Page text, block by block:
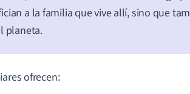
a la familia que vive allí, sino que
planeta.
ofrecen: